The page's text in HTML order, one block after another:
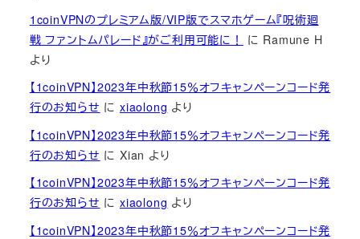
1coinVPNのプレミアム版/VIP版でスマホゲーム『呪術廻
戦 ファントムパレード』がご利用可能に！
に Ramune H
より
【1coinVPN】2023年中秋節15％オフキャンペーンコード発
行のお知らせ にxiaolong より
【1coinVPN】2023年中秋節15％オフキャンペーンコード発
行のお知らせ にXian より
【1coinVPN】2023年中秋節15％オフキャンペーンコード発
行のお知らせ にxiaolong より
【1coinVPN】2023年中秋節15％オフキャンペーンコード発